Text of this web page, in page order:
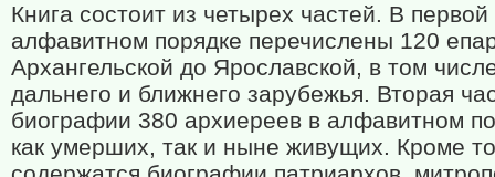
Книга состоит из четырех частей. В первой
алфавитном порядке перечислены 120
Архангельской до Ярославской, в том
дальнего и ближнего зарубежья. Вторая
биографии 380 архиереев в алфавитном
как умерших, так и ныне живущих. Кроме